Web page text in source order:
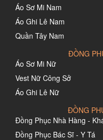
Áo Sơ Mi Nam
Áo Ghi Lê Nam
Quần Tây Nam
ĐỒNG
Áo Sơ Mi Nữ
Vest Nữ Công Sở
Áo Ghi Lê Nữ
ĐỒNG
Đồng Phục Nhà Hàng -
Đồng Phục Bác Sĩ - Y Tá